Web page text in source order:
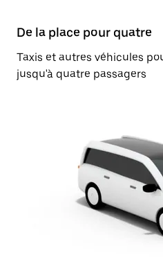
De la place pour quatre
Taxis et autres véhicules
jusqu'à quatre passagers